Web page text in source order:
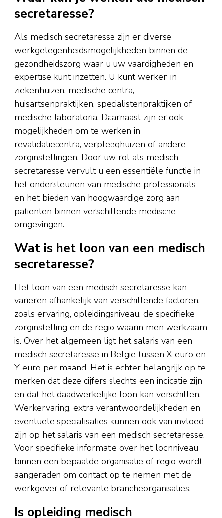
secretaresse?
Als medisch secretaresse zijn er diverse
werkgelegenheidsmogelijkheden binnen de
gezondheidszorg waar u uw vaardigheden en
expertise kunt inzetten. U kunt werken in
ziekenhuizen, medische centra,
huisartsenpraktijken, specialistenpraktijken of
medische laboratoria. Daarnaast zijn er ook
mogelijkheden om te werken in
revalidatiecentra, verpleeghuizen of andere
zorginstellingen. Door uw rol als medisch
secretaresse vervult u een essentiële functie in
het ondersteunen van medische professionals
en het bieden van hoogwaardige zorg aan
patiënten binnen verschillende medische
omgevingen.
Wat is het loon van een medisch
secretaresse?
Het loon van een medisch secretaresse kan
variëren afhankelijk van verschillende factoren,
zoals ervaring, opleidingsniveau, de specifieke
zorginstelling en de regio waarin men werkzaam
is. Over het algemeen ligt het salaris van een
medisch secretaresse in België tussen X euro en
Y euro per maand. Het is echter belangrijk op te
merken dat deze cijfers slechts een indicatie zijn
en dat het daadwerkelijke loon kan verschillen.
Werkervaring, extra verantwoordelijkheden en
eventuele specialisaties kunnen ook van invloed
zijn op het salaris van een medisch secretaresse.
Voor specifieke informatie over het loonniveau
binnen een bepaalde organisatie of regio wordt
aangeraden om contact op te nemen met de
werkgever of relevante brancheorganisaties.
Is opleiding medisch